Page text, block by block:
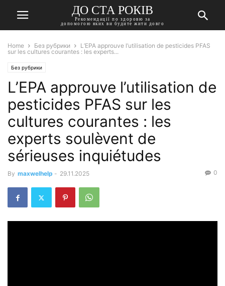
ДО СТА РОКІВ
Рекомендації по здоровю за
допомогою яких ви будите жити довго
Home Без рубрики
L’EPA approuve l’utilisation de pesticides PFAS
sur les cultures courantes : les experts...
Без рубрики
L’EPA approuve l’utilisation de
pesticides PFAS sur les
cultures courantes : les
experts soulèvent de
sérieuses inquiétudes
By maxwelhelp - 29.11.2025 0